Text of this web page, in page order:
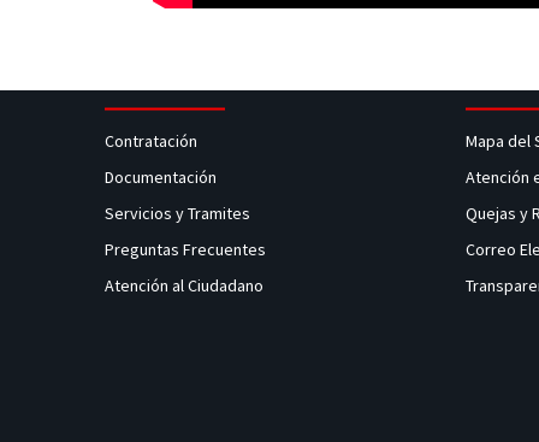
Contratación
Documentación
Servicios y Tramites
Preguntas Frecuentes
Atención al Ciudadano
Mapa del
Atención
Quejas y
Correo